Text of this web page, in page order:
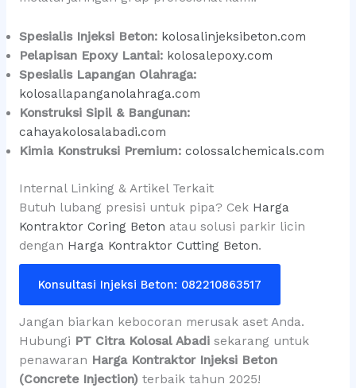
Spesialis Injeksi Beton: kolosalinjeksibeton.com
Pelapisan Epoxy Lantai: kolosalepoxy.com
Spesialis Lapangan Olahraga:
kolosallapanganolahraga.com
Konstruksi Sipil & Bangunan:
cahayakolosalabadi.com
Kimia Konstruksi Premium: colossalchemicals.com
Internal Linking & Artikel Terkait
Butuh lubang presisi untuk pipa? Cek Harga
Kontraktor Coring Beton atau solusi parkir licin
dengan Harga Kontraktor Cutting Beton.
Konsultasi Injeksi Beton: 082210863517
Jangan biarkan kebocoran merusak aset Anda.
Hubungi PT Citra Kolosal Abadisekarang untuk
penawaran Harga Kontraktor Injeksi Beton
(Concrete Injection)terbaik tahun 2025!